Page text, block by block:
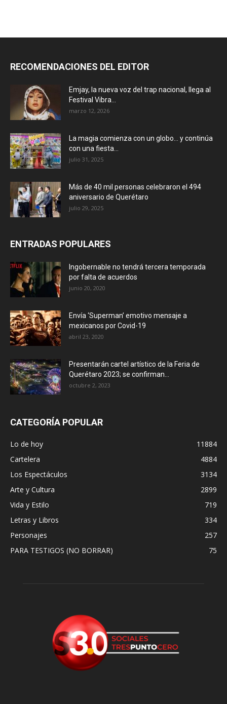
RECOMENDACIONES DEL EDITOR
Emjay, la nueva voz del trap nacional, llega al
Festival Vibra...
marzo 12, 2026
La magia comienza con un globo… y continúa
con una fiesta...
julio 31, 2025
Más de 40 mil personas celebraron el 494
aniversario de Querétaro
julio 29, 2025
ENTRADAS POPULARES
Ingobernable no tendrá tercera temporada
por falta de acuerdos
junio 20, 2020
Envía ‘Superman’ emotivo mensaje a
mexicanos por Covid-19
abril 23, 2020
Presentarán cartel artístico de la Feria de
Querétaro 2023; se confirman...
octubre 2, 2023
CATEGORÍA POPULAR
Lo de hoy
11884
Cartelera
4884
Los Espectáculos
3134
Arte y Cultura
2899
Vida y Estilo
719
Letras y Libros
334
Personajes
257
PARA TESTIGOS (NO BORRAR)
75